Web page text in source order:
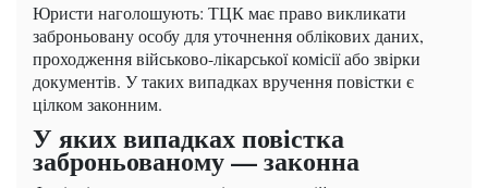
Юристи наголошують: ТЦК має право викликати
заброньовану особу для уточнення облікових даних,
проходження військово-лікарської комісії або звірки
документів. У таких випадках вручення повістки є
цілком законним.
У яких випадках повістка
заброньованому — законна